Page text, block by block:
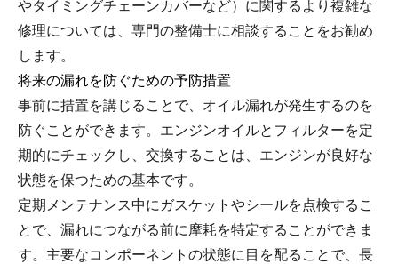
やタイミングチェーンカバーなど）に関するより複雑な
修理については、専門の整備士に相談することをお勧め
します。
将来の漏れを防ぐための予防措置
事前に措置を講じることで、オイル漏れが発生するのを
防ぐことができます。エンジンオイルとフィルターを定
期的にチェックし、交換することは、エンジンが良好な
状態を保つための基本です。
定期メンテナンス中にガスケットやシールを点検するこ
とで、漏れにつながる前に摩耗を特定することができま
す。主要なコンポーネントの状態に目を配ることで、長